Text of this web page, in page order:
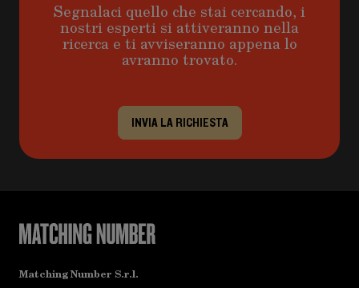
Segnalaci quello che stai cercando, i
nostri esperti si attiveranno nella
ricerca e ti avviseranno appena lo
avranno trovato.
INVIA LA RICHIESTA
Matching Number S.r.l.